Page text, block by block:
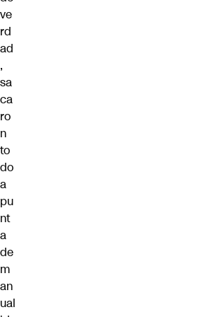
ve
rd
ad
,
sa
ca
ro
n
to
do
a
pu
nt
a
de
m
an
ual